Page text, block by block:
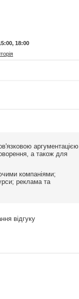
18:00
аргументацією
а також для
компаніями;
реклама та
відгуку